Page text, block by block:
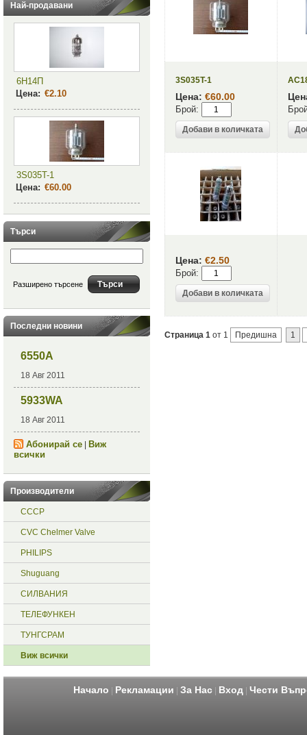
Най-продавани
6Н14П
Цена: €2.10
3S035T-1
Цена: €60.00
Търси
Разширено търсене
Последни новини
6550A
18 Авг 2011
5933WA
18 Авг 2011
Абонирай се|
Виж
всички
Производители
СССР
CVC Chelmer Valve
PHILIPS
Shuguang
СИЛВАНИЯ
ТЕЛЕФУНКЕН
ТУНГСРАМ
Виж всички
3S035T-1
Цена: €60.00
Брой:
Цена: €2.50
Брой:
Страница 1от 1 Предишна 1
Начало Рекламации За Нас| Вход| Чести